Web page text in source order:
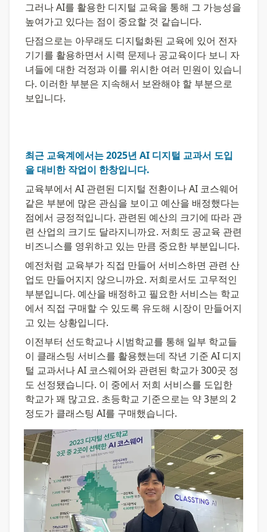
그러나 AI를 활용한 디지털 교육을 통해 그 가능성을
높여가고 있다는 점이 중요할 것 같습니다.
단점으로는 아무래도 디지털화된 교육에 있어 전자
기기를 활용하면서 시력 문제나 공교육이다 보니 자
녀들에 대한 걱정과 이를 위시한 여러 민원이 있습니
다. 이러한 부분은 지속해서 보완해야 할 부분으로
보입니다.
최근 교육계에서는 2025년 AI 디지털 교과서 도입
을 대비한 작업이 한창입니다.
교육부에서 AI 관련된 디지털 전환이나 AI 코스웨어
같은 부분에 많은 관심을 보이고 예산을 배정했다는
점에서 긍정적입니다. 관련된 예산의 크기에 따라 관
련 산업의 크기도 달라지니까요. 저희도 공교육 관련
비즈니스를 영위하고 있는 만큼 중요한 부분입니다.
예전처럼 교육부가 직접 만들어 서비스하면 관련 산
업도 만들어지지 않으니까요. 저희로서도 고무적인
부분입니다. 예산을 배정하고 필요한 서비스는 학교
에서 직접 구매할 수 있도록 유도해 시장이 만들어지
고 있는 상황입니다.
이전부터 선도학교나 시범학교를 통해 일부 학교들
이 클래스팅 서비스를 활용했는데 작년 기준 AI 디지
털 교과서나 AI 코스웨어와 관련된 학교가 300곳 정
도 선정됐습니다. 이 중에서 저희 서비스를 도입한
학교가 꽤 많고요. 초등학교 기준으로는 약 3분의 2
정도가 클래스팅 AI를 구매했습니다.